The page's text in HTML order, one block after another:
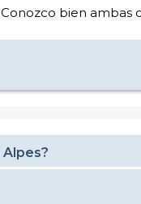
bien ambas